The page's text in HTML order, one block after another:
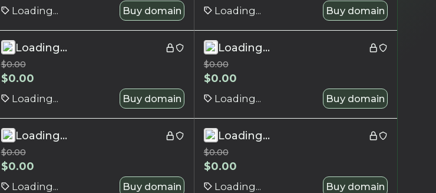
Loading... Buy domain Loading... Buy domain
Loading...
$0.00
$0.00
Loading... Buy domain
Loading...
$0.00
$0.00
Loading... Buy domain
Loading...
$0.00
$0.00
Loading... Buy domain
Loading...
$0.00
$0.00
Loading... Buy domain